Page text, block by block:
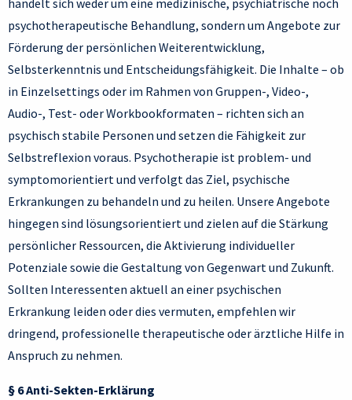
psychotherapeutische Behandlung, sondern um Angebote zur
Förderung der persönlichen Weiterentwicklung,
Selbsterkenntnis und Entscheidungsfähigkeit. Die Inhalte – ob
in Einzelsettings oder im Rahmen von Gruppen-, Video-,
Audio-, Test- oder Workbookformaten – richten sich an
psychisch stabile Personen und setzen die Fähigkeit zur
Selbstreflexion voraus. Psychotherapie ist problem- und
symptomorientiert und verfolgt das Ziel, psychische
Erkrankungen zu behandeln und zu heilen. Unsere Angebote
hingegen sind lösungsorientiert und zielen auf die Stärkung
persönlicher Ressourcen, die Aktivierung individueller
Potenziale sowie die Gestaltung von Gegenwart und Zukunft.
Sollten Interessenten aktuell an einer psychischen
Erkrankung leiden oder dies vermuten, empfehlen wir
dringend, professionelle therapeutische oder ärztliche Hilfe in
Anspruch zu nehmen.
§ 6 Anti-Sekten-Erklärung